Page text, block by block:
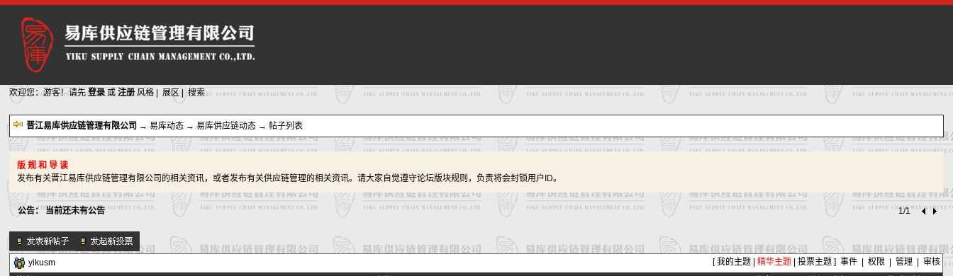
欢迎您：游客！请先登录或注册 风格 |展区 |搜索
晋江易库供应链管理有限公司 →易库动态 →易库供应链动态 → 帖子列表
版 规 和 导 读
发布有关晋江易库供应链管理有限公司的相关资讯，或者发布有关供应链管理的相关资讯。请大家自觉遵守论坛版块规则，负责将会封锁用户ID。
公告： 当前还未有公告 1/1
新的主题
[我的主题 |精华主题 |投票主题 ]事件 |权限 |管理 审核
yikusm